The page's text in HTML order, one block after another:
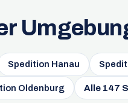
Spedition Hanau
Oldenburg Alle 147